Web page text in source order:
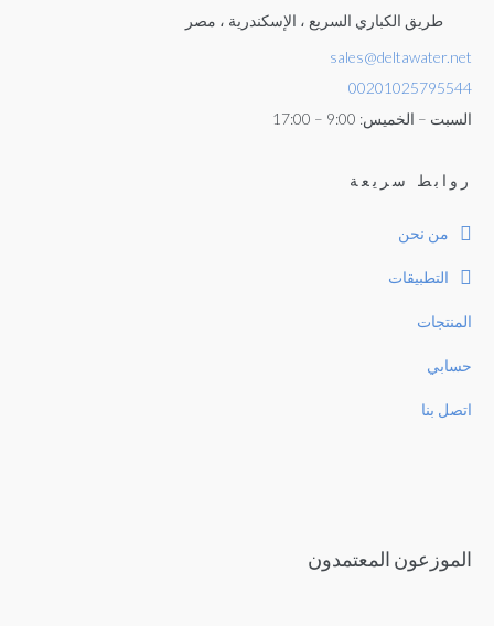
طريق الكباري السريع ، الإسكندرية ، مصر
sales@deltawater.net
00201025795544
السبت – الخميس: 9:00 – 17:00
روابط سريعة
من نحن
التطبيقات
المنتجات
حسابي
اتصل بنا
الموزعون المعتمدون